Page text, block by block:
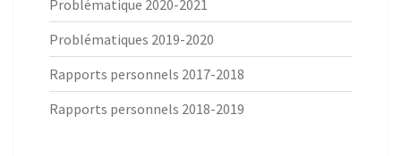
Problématique 2020-2021
Problématiques 2019-2020
Rapports personnels 2017-2018
Rapports personnels 2018-2019